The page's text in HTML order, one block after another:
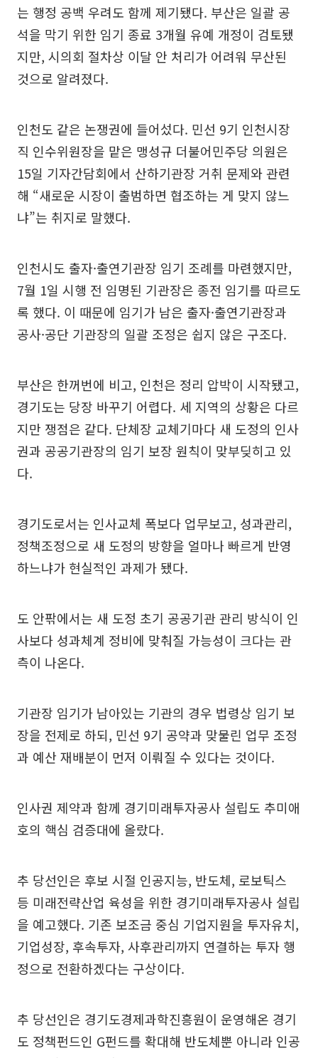
는 행정 공백 우려도 함께 제기됐다. 부산은 일괄 공
석을 막기 위한 임기 종료 3개월 유예 개정이 검토됐
지만, 시의회 절차상 이달 안 처리가 어려워 무산된
것으로 알려졌다.
인천도 같은 논쟁권에 들어섰다. 민선 9기 인천시장
직 인수위원장을 맡은 맹성규 더불어민주당 의원은
15일 기자간담회에서 산하기관장 거취 문제와 관련
해 “새로운 시장이 출범하면 협조하는 게 맞지 않느
냐”는 취지로 말했다.
인천시도 출자·출연기관장 임기 조례를 마련했지만,
7월 1일 시행 전 임명된 기관장은 종전 임기를 따르도
록 했다. 이 때문에 임기가 남은 출자·출연기관장과
공사·공단 기관장의 일괄 조정은 쉽지 않은 구조다.
부산은 한꺼번에 비고, 인천은 정리 압박이 시작됐고,
경기도는 당장 바꾸기 어렵다. 세 지역의 상황은 다르
지만 쟁점은 같다. 단체장 교체기마다 새 도정의 인사
권과 공공기관장의 임기 보장 원칙이 맞부딪히고 있
다.
경기도로서는 인사교체 폭보다 업무보고, 성과관리,
정책조정으로 새 도정의 방향을 얼마나 빠르게 반영
하느냐가 현실적인 과제가 됐다.
도 안팎에서는 새 도정 초기 공공기관 관리 방식이 인
사보다 성과체계 정비에 맞춰질 가능성이 크다는 관
측이 나온다.
기관장 임기가 남아있는 기관의 경우 법령상 임기 보
장을 전제로 하되, 민선 9기 공약과 맞물린 업무 조정
과 예산 재배분이 먼저 이뤄질 수 있다는 것이다.
인사권 제약과 함께 경기미래투자공사 설립도 추미애
호의 핵심 검증대에 올랐다.
추 당선인은 후보 시절 인공지능, 반도체, 로보틱스
등 미래전략산업 육성을 위한 경기미래투자공사 설립
을 예고했다. 기존 보조금 중심 기업지원을 투자유치,
기업성장, 후속투자, 사후관리까지 연결하는 투자 행
정으로 전환하겠다는 구상이다.
추 당선인은 경기도경제과학진흥원이 운영해온 경기
도 정책펀드인 G펀드를 확대해 반도체뿐 아니라 인공